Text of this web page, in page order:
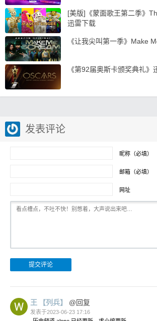
[美版]《蒙面歌王第二季》
迅雷下载
《让我尖叫第一季》Make
《第92届奥斯卡颁奖典礼》
发表评论
昵称（必填）
邮箱（必填）
网址
王 【列兵】 @回复
发表于2023-06-23 17:16